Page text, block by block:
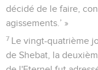
décidé de le faire,
agissements.’ »
7 Le vingt-quatrième
de Shebat, la